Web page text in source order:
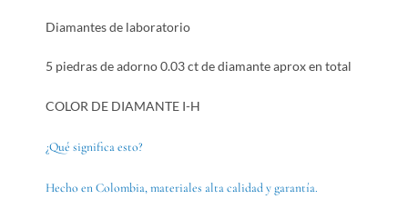
Diamantes de laboratorio
5 piedras de adorno 0.03 ct de diamante aprox en total
COLOR DE DIAMANTE I-H
¿Qué significa esto?
Hecho en Colombia, materiales alta calidad y garantía.